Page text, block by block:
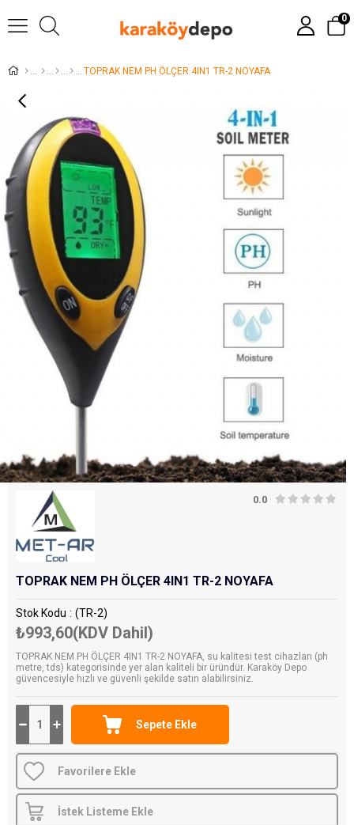
0
TOPRAK NEM PH ÖLÇER 4IN1 TR-2 NOYAFA
0.0
TOPRAK NEM PH ÖLÇER 4IN1 TR-2 NOYAFA
Stok Kodu (TR-2)
₺993,60(KDV Dahil)
TOPRAK NEM PH ÖLÇER 4IN1 TR-2 NOYAFA, su kalitesi test cihazları (ph
metre, tds) kategorisinde yer alan kaliteli bir üründür. Karaköy Depo
güvencesiyle hızlı ve güvenli şekilde satın alabilirsiniz.
Favorilere Ekle
İstek Listeme Ekle